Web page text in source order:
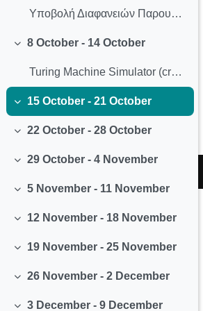
Υποβολή Διαφανειών Παρουσιάσεων
Collapse
8 October - 14 October
Turing Machine Simulator (created by Anthony Morphett)
Collapse
15 October - 21 October
Collapse
22 October - 28 October
Collapse
29 October - 4 November
Collapse
5 November - 11 November
Collapse
12 November - 18 November
Collapse
19 November - 25 November
Collapse
26 November - 2 December
3 December - 9 December